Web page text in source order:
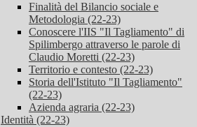
Finalità del Bilancio sociale e
Metodologia (22-23)
Conoscere l'IIS "Il Tagliamento" di
Spilimbergo attraverso le parole di
Claudio Moretti (22-23)
Territorio e contesto (22-23)
Storia dell'Istituto "Il Tagliamento"
(22-23)
Azienda agraria (22-23)
Identità (22-23)